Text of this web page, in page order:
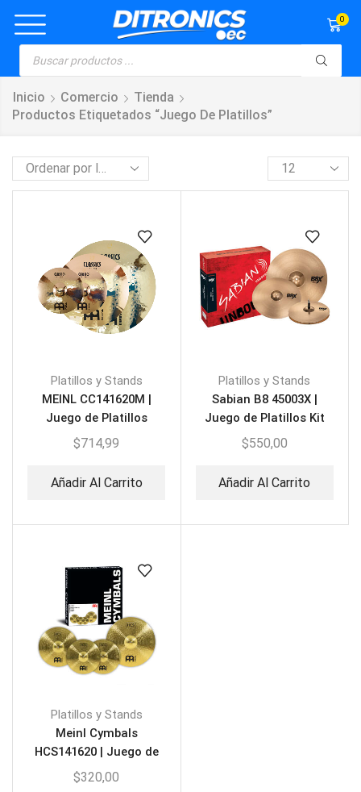
0
Inicio Comercio
Tienda
Productos Etiquetados “juego De Platillos”
Platillos y Stands
MEINL CC141620M |
Juego de Platillos
$714,99
Añadir Al Carrito
Platillos y Stands
Sabian B8 45003X |
Juego de Platillos Kit
2X14″ 16″+20″
$550,00
Añadir Al Carrito
Platillos y Stands
Meinl Cymbals
HCS141620 | Juego de
Platillos Completo
$320,00